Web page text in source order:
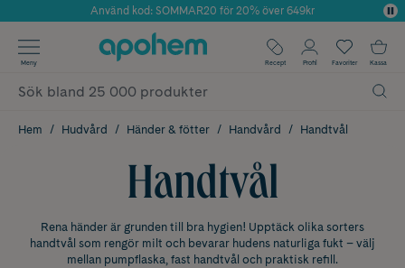
Årets Butik 2025 inom Skönhet
Använd kod: SOMMAR20 för 20% över 649kr
✓ Fri frakt
✓ Poäng på alla köp*
Meny Recept Profil Favoriter Kassa
Hem Hudvård Händer & fötter Handvård Handtvål
Handtvål
Rena händer är grunden till bra hygien! Upptäck olika sorters
handtvål som rengör milt och bevarar hudens naturliga fukt – välj
mellan pumpflaska, fast handtvål och praktisk refill.